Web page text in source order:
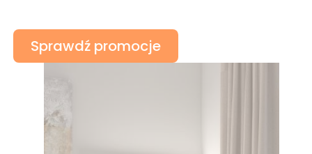
Sprawdź promocje